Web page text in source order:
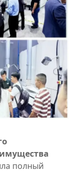
полный